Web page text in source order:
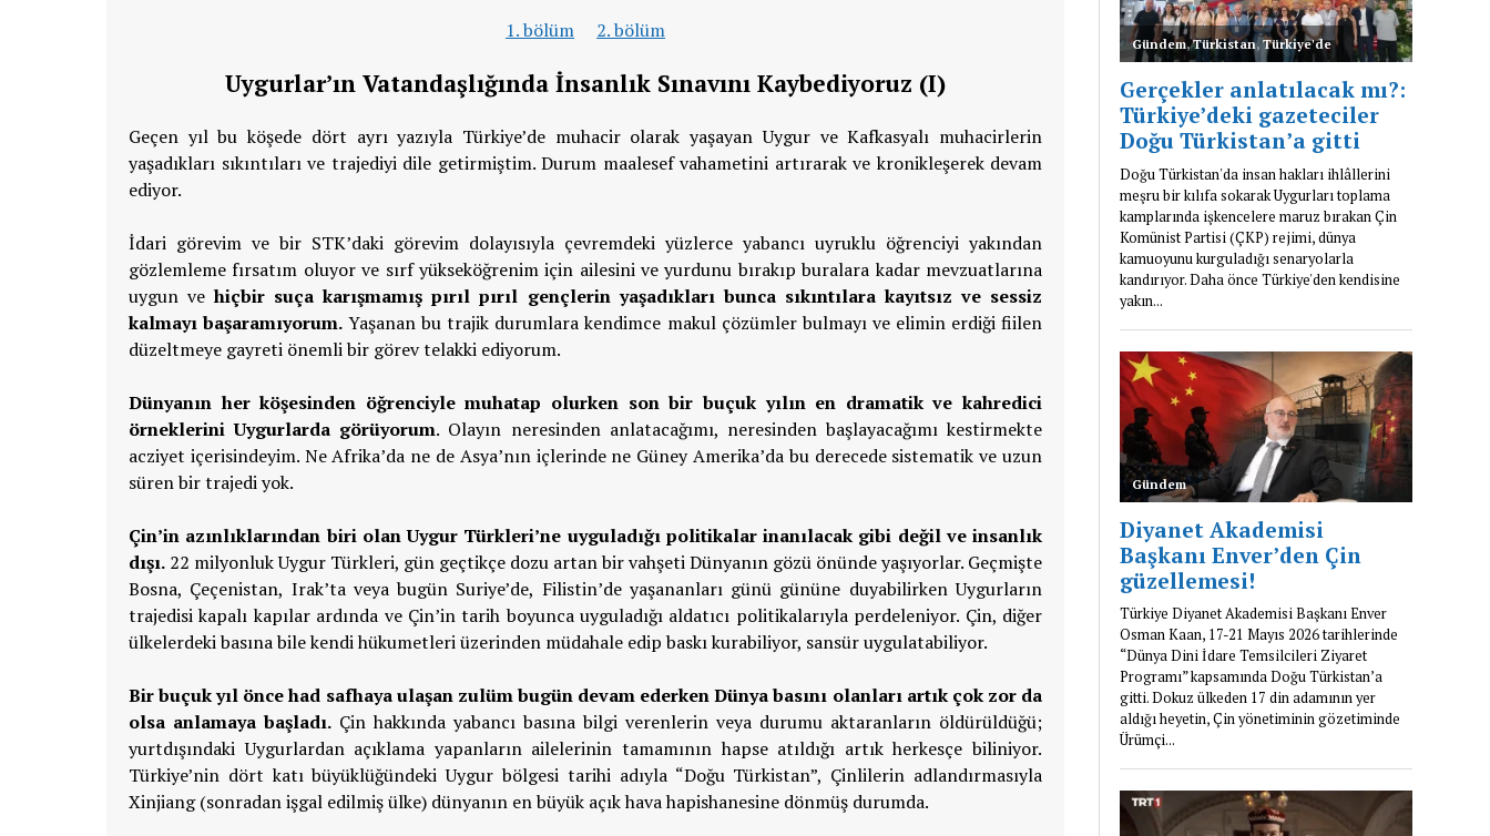
1. bölüm 2. bölüm
Uygurlar’ın Vatandaşlığında İnsanlık Sınavını Kaybediyoruz (I)
Geçen yıl bu köşede dört ayrı yazıyla Türkiye’de muhacir olarak yaşayan Uygur ve Kafkasyalı muhacirlerin
yaşadıkları sıkıntıları ve trajediyi dile getirmiştim. Durum maalesef vahametini artırarak ve kronikleşerek devam
ediyor.
İdari görevim ve bir STK’daki görevim dolayısıyla çevremdeki yüzlerce yabancı uyruklu öğrenciyi yakından
gözlemleme fırsatım oluyor ve sırf yükseköğrenim için ailesini ve yurdunu bırakıp buralara kadar mevzuatlarına
uygun ve hiçbir suça karışmamış pırıl pırıl gençlerin yaşadıkları bunca sıkıntılara kayıtsız ve sessiz
kalmayı başaramıyorum. Yaşanan bu trajik durumlara kendimce makul çözümler bulmayı ve elimin erdiği fiilen
düzeltmeye gayreti önemli bir görev telakki ediyorum.
Dünyanın her köşesinden öğrenciyle muhatap olurken son bir buçuk yılın en dramatik ve kahredici
örneklerini Uygurlarda görüyorum. Olayın neresinden anlatacağımı, neresinden başlayacağımı kestirmekte
acziyet içerisindeyim. Ne Afrika’da ne de Asya’nın içlerinde ne Güney Amerika’da bu derecede sistematik ve uzun
süren bir trajedi yok.
Çin’in azınlıklarından biri olan Uygur Türkleri’ne uyguladığı politikalar inanılacak gibi değil ve insanlık
dışı. 22 milyonluk Uygur Türkleri, gün geçtikçe dozu artan bir vahşeti Dünyanın gözü önünde yaşıyorlar. Geçmişte
Bosna, Çeçenistan, Irak’ta veya bugün Suriye’de, Filistin’de yaşananları günü gününe duyabilirken Uygurların
trajedisi kapalı kapılar ardında ve Çin’in tarih boyunca uyguladığı aldatıcı politikalarıyla perdeleniyor. Çin, diğer
ülkelerdeki basına bile kendi hükumetleri üzerinden müdahale edip baskı kurabiliyor, sansür uygulatabiliyor.
Bir buçuk yıl önce had safhaya ulaşan zulüm bugün devam ederken Dünya basını olanları artık çok zor da
olsa anlamaya başladı. Çin hakkında yabancı basına bilgi verenlerin veya durumu aktaranların öldürüldüğü;
yurtdışındaki Uygurlardan açıklama yapanların ailelerinin tamamının hapse atıldığı artık herkesçe biliniyor.
Türkiye’nin dört katı büyüklüğündeki Uygur bölgesi tarihi adıyla “Doğu Türkistan”, Çinlilerin adlandırmasıyla
Xinjiang (sonradan işgal edilmiş ülke) dünyanın en büyük açık hava hapishanesine dönmüş durumda.